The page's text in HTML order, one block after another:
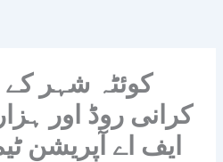
کوئٹہ شہر
کرانی روڈ اور
ایف اے آپریشن